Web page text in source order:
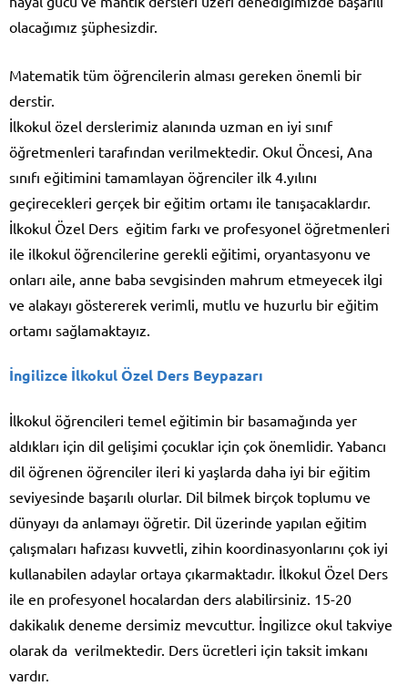
olacağımız şüphesizdir.
Matematik tüm öğrencilerin alması gereken önemli bir
derstir.
İlkokul özel derslerimiz alanında uzman en iyi sınıf
öğretmenleri tarafından verilmektedir. Okul Öncesi, Ana
sınıfı eğitimini tamamlayan öğrenciler ilk 4.yılını
geçirecekleri gerçek bir eğitim ortamı ile tanışacaklardır.
İlkokul Özel Ders eğitim farkı ve profesyonel öğretmenleri
ile ilkokul öğrencilerine gerekli eğitimi, oryantasyonu ve
onları aile, anne baba sevgisinden mahrum etmeyecek ilgi
ve alakayı göstererek verimli, mutlu ve huzurlu bir eğitim
ortamı sağlamaktayız.
İngilizce İlkokul Özel Ders Beypazarı
İlkokul öğrencileri temel eğitimin bir basamağında yer
aldıkları için dil gelişimi çocuklar için çok önemlidir. Yabancı
dil öğrenen öğrenciler ileri ki yaşlarda daha iyi bir eğitim
seviyesinde başarılı olurlar. Dil bilmek birçok toplumu ve
dünyayı da anlamayı öğretir. Dil üzerinde yapılan eğitim
çalışmaları hafızası kuvvetli, zihin koordinasyonlarını çok iyi
kullanabilen adaylar ortaya çıkarmaktadır. İlkokul Özel Ders
ile en profesyonel hocalardan ders alabilirsiniz. 15-20
dakikalık deneme dersimiz mevcuttur. İngilizce okul takviye
olarak da verilmektedir. Ders ücretleri için taksit imkanı
vardır.